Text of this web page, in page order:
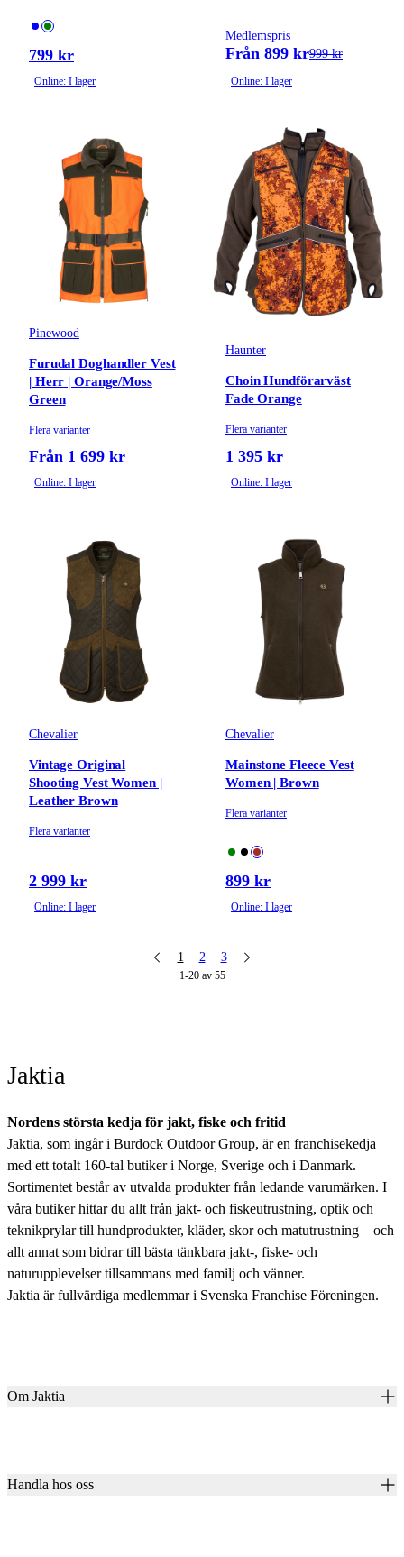
799 kr
Online: I lager
Medlemspris
Från 899 kr999 kr
Online: I lager
Pinewood
Furudal Doghandler Vest
| Herr | Orange/Moss
Green
Flera varianter
Från 1 699 kr
Online: I lager
Haunter
Choin Hundförarväst
Fade Orange
Flera varianter
1 395 kr
Online: I lager
Chevalier
Vintage Original
Shooting Vest Women |
Leather Brown
Flera varianter
2 999 kr
Online: I lager
Chevalier
Mainstone Fleece Vest
Women | Brown
Flera varianter
899 kr
Online: I lager
1 2 3
1-20 av 55
Jaktia
Nordens största kedja för jakt, fiske och fritid
Jaktia, som ingår i Burdock Outdoor Group, är en franchisekedja
med ett totalt 160-tal butiker i Norge, Sverige och i Danmark.
Sortimentet består av utvalda produkter från ledande varumärken. I
våra butiker hittar du allt från jakt- och fiskeutrustning, optik och
teknikprylar till hundprodukter, kläder, skor och matutrustning – och
allt annat som bidrar till bästa tänkbara jakt-, fiske- och
naturupplevelser tillsammans med familj och vänner.
Jaktia är fullvärdiga medlemmar i Svenska Franchise Föreningen.
Om Jaktia
Handla hos oss